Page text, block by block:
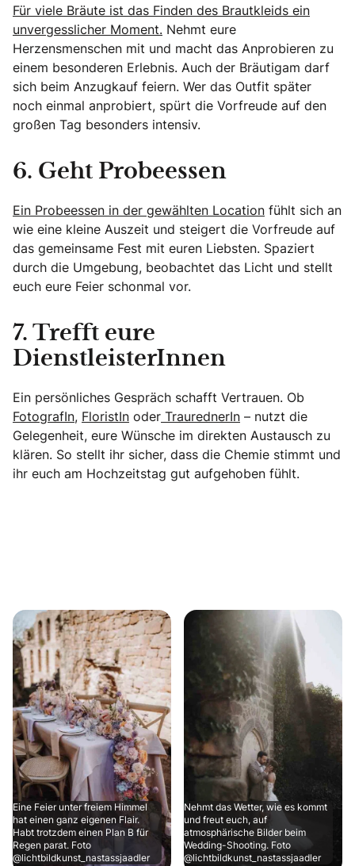
Für viele Bräute ist das Finden des Brautkleids ein
unvergesslicher Moment. Nehmt eure
Herzensmenschen mit und macht das Anprobieren zu
einem besonderen Erlebnis. Auch der Bräutigam darf
sich beim Anzugkauf feiern. Wer das Outfit später
noch einmal anprobiert, spürt die Vorfreude auf den
großen Tag besonders intensiv.
6. Geht Probeessen
Ein Probeessen in der gewählten Location fühlt sich an
wie eine kleine Auszeit und steigert die Vorfreude auf
das gemeinsame Fest mit euren Liebsten. Spaziert
durch die Umgebung, beobachtet das Licht und stellt
euch eure Feier schonmal vor.
7. Trefft eure
DienstleisterInnen
Ein persönliches Gespräch schafft Vertrauen. Ob
FotografIn, FloristIn oder TraurednerIn – nutzt die
Gelegenheit, eure Wünsche im direkten Austausch zu
klären. So stellt ihr sicher, dass die Chemie stimmt und
ihr euch am Hochzeitstag gut aufgehoben fühlt.
Eine Feier unter freiem Himmel
hat einen ganz eigenen Flair.
Habt trotzdem einen Plan B für
Regen parat. Foto
@lichtbildkunst_nastassjaadler
Nehmt das Wetter, wie es kommt
und freut euch, auf
atmosphärische Bilder beim
Wedding-Shooting. Foto
@lichtbildkunst_nastassjaadler